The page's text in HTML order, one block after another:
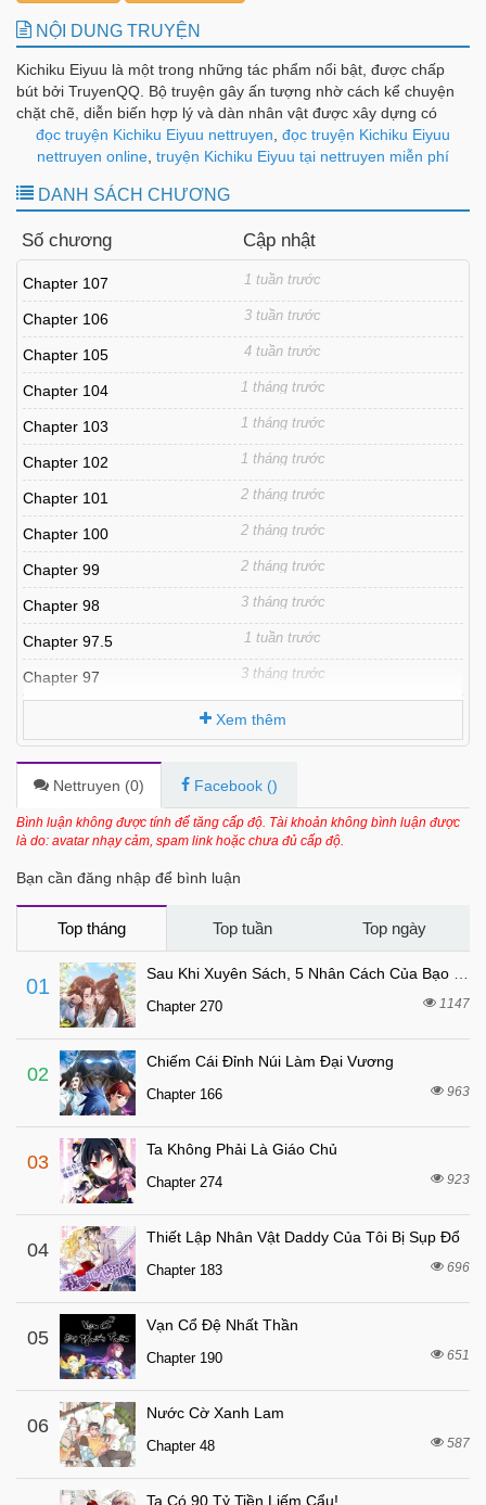
NỘI DUNG TRUYỆN
Kichiku Eiyuu là một trong những tác phẩm nổi bật, được chấp
bút bởi TruyenQQ. Bộ truyện gây ấn tượng nhờ cách kể chuyện
chặt chẽ, diễn biến hợp lý và dàn nhân vật được xây dựng có
chiều sâu, tạo nên sức hút bền bỉ theo từng chương.
đọc truyện Kichiku Eiyuu nettruyen đọc truyện Kichiku Eiyuu
nettruyen online truyện Kichiku Eiyuu tại nettruyen miễn phí
DANH SÁCH CHƯƠNG
Số chương Cập nhật
Chapter 107 1 tuần trước
Chapter 106 3 tuần trước
Chapter 105 4 tuần trước
Chapter 104 1 tháng trước
Chapter 103 1 tháng trước
Chapter 102 1 tháng trước
Chapter 101 2 tháng trước
Chapter 100 2 tháng trước
Chapter 99 2 tháng trước
Chapter 98 3 tháng trước
Chapter 97.5 1 tuần trước
Chapter 97 3 tháng trước
Chapter 95 4 tháng trước
Chapter 94 4 tháng trước
Chapter 93 4 tháng trước
4 tháng trước
Chapter 91.5
Chapter 91 4 tháng trước
Chapter 90
Chapter 89
Chapter 88
Chapter 87 4 tháng trước
Chapter 86
Chapter 85
Chapter 84
Chapter 83 4 tháng trước
Chapter 82 4 tháng trước
Chapter 81
Chapter 80 4 tháng trước
Chapter 79
Chapter 78 4 tháng trước
Chapter 77
Chapter 76
Chapter 75 4 tháng trước
Xem thêm
Nettruyen (0) Facebook ()
Bình luận không được tính để tăng cấp độ. Tài khoản không bình luận được
là do: avatar nhạy cảm, spam link hoặc chưa đủ cấp độ.
Bạn cần đăng nhập để bình luận
Top tháng Top tuần Top ngày
01
Chapter 270 1147
02
Chiếm Cái Đỉnh Núi Làm Đại Vương
Chapter 166 963
03
Ta Không Phải Là Giáo Chủ
Chapter 274 923
04
Thiết Lập Nhân Vật Daddy Của Tôi Bị Sụp Đổ
Chapter 183 696
05
Vạn Cổ Đệ Nhất Thần
Chapter 190 651
06
Nước Cờ Xanh Lam
Chapter 48 587
Ta Có 90 Tỷ Tiền Liếm Cẩu!